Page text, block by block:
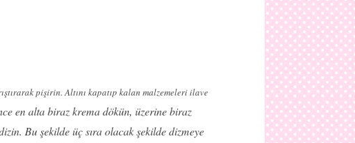
pişirin. Altını kapatıp kalan malzemeleri ilave
en alta biraz krema dökün, üzerine biraz
Bu şekilde üç sıra olacak şekilde dizmeye